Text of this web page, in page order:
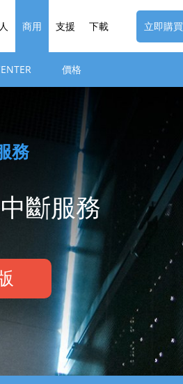
商用 支援 下載 立即購買
價格
務
斷服務